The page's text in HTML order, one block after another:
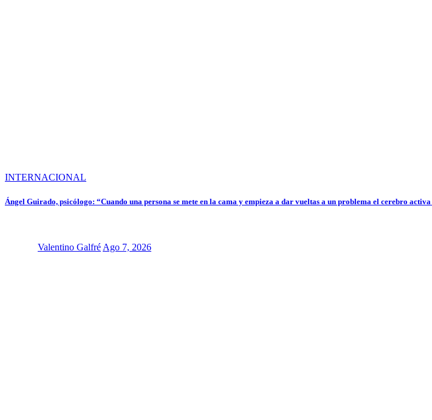
INTERNACIONAL
Ángel Guirado, psicólogo: “Cuando una persona se mete en la cama y empieza a dar vueltas a un problema el cerebro
Valentino Galfré Ago 7, 2026